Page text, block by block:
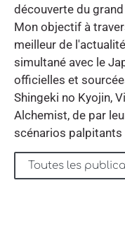
découverte du
Mon objectif à
meilleur de
simultané avec le
officielles et
Shingeki no Kyojin,
Alchemist, de par
scénarios palpitants
Toutes les